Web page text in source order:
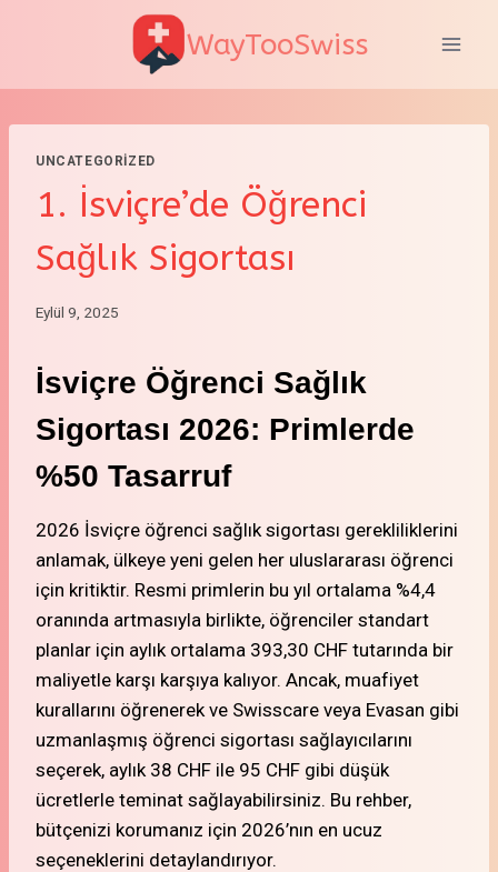
WayTooSwiss
UNCATEGORIZED
1. İsviçre’de Öğrenci
Sağlık Sigortası
Eylül 9, 2025
İsviçre Öğrenci Sağlık
Sigortası 2026: Primlerde
%50 Tasarruf
2026 İsviçre öğrenci sağlık sigortası gerekliliklerini
anlamak, ülkeye yeni gelen her uluslararası öğrenci
için kritiktir. Resmi primlerin bu yıl ortalama %4,4
oranında artmasıyla birlikte, öğrenciler standart
planlar için aylık ortalama 393,30 CHF tutarında bir
maliyetle karşı karşıya kalıyor. Ancak, muafiyet
kurallarını öğrenerek ve Swisscare veya Evasan gibi
uzmanlaşmış öğrenci sigortası sağlayıcılarını
seçerek, aylık 38 CHF ile 95 CHF gibi düşük
ücretlerle teminat sağlayabilirsiniz. Bu rehber,
bütçenizi korumanız için 2026’nın en ucuz
seçeneklerini detaylandırıyor.